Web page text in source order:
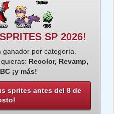
SP 2026!
por categoría.
Recolor, Revamp,
¡y más!
sprites antes del 8 de